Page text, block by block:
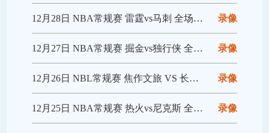
录像
12月28日 NBA常规赛 雷霆vs马刺 全场录像回放
录像
12月27日 NBA常规赛 掘金vs独行侠 全场录像回放
录像
12月26日 NBL常规赛 焦作文旅 VS 长沙勇胜 全场录像
录像
12月25日 NBA常规赛 热火vs尼克斯 全场录像回放